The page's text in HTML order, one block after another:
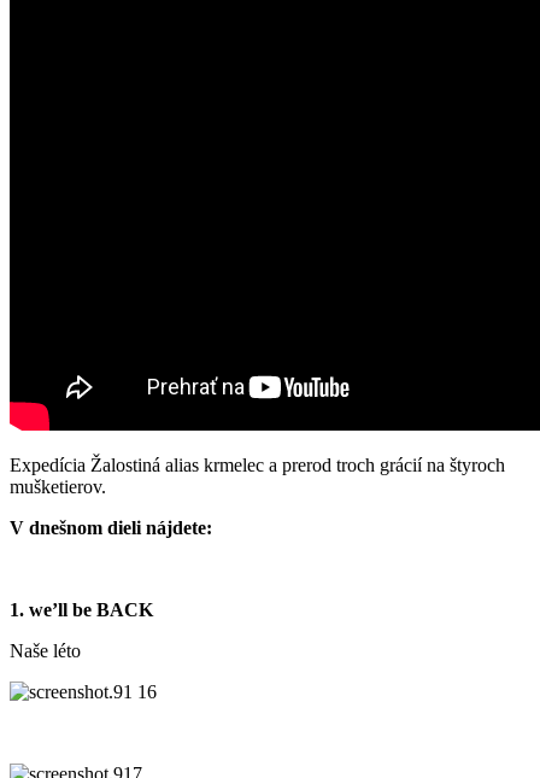
Expedícia Žalostiná alias krmelec a prerod troch grácií na štyroch
mušketierov.
V dnešnom dieli nájdete:
1. we’ll be BACK
Naše léto